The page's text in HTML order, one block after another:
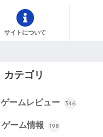
サイトについて
カテゴリ
ゲームレビュー 346
ゲーム情報 198